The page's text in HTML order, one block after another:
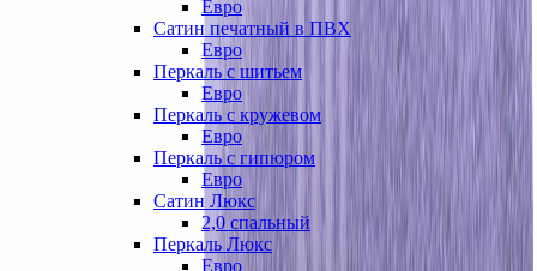
Евро
Сатин печатный в ПВХ
Евро
Перкаль с шитьем
Евро
Перкаль с кружевом
Евро
Перкаль с гипюром
Евро
Сатин Люкс
2,0 спальный
Перкаль Люкс
Евро